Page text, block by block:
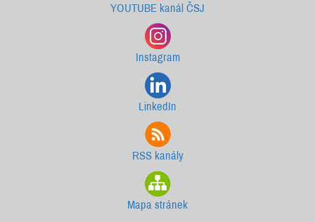
YOUTUBE kanál ČSJ
Instagram
LinkedIn
RSS kanály
Mapa stránek